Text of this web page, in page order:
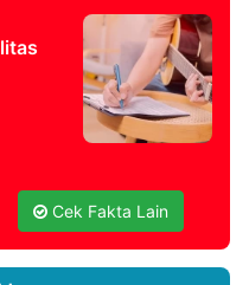
Cek Fakta Lain